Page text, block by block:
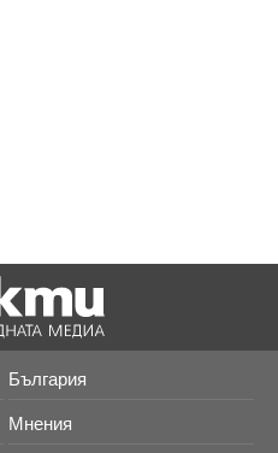
България
Мнения